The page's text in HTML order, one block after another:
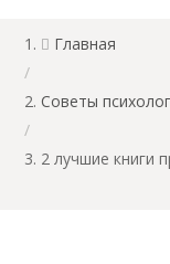
 Главная
/
Советы
/
2 лучшие книги